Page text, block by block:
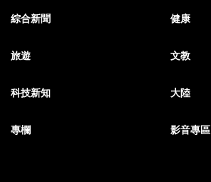
綜合新聞 健康
旅遊 文教
科技新知 大陸
專欄 影音專區